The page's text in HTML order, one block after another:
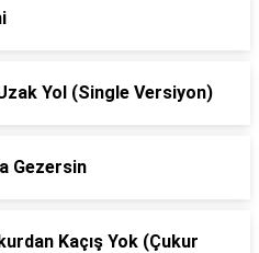
Yol (Single Versiyon)
Gezersin
Kaçış Yok (Çukur